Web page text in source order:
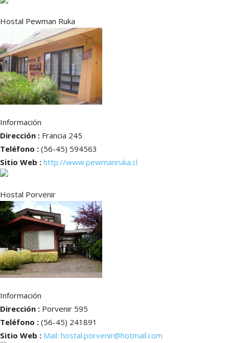
Hostal Pewman Ruka
Información
Dirección : Francia 245
Teléfono : (56-45) 594563
Sitio Web : http://www.pewmanruka.cl
Hostal Porvenir
Información
Dirección : Porvenir 595
Teléfono : (56-45) 241891
Sitio Web : Mail: hostal.porvenir@hotmail.com